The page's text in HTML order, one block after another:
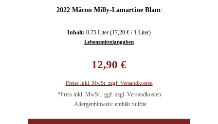
2022 Mâcon Milly-Lamartine Blanc
Inhalt: 0.75 Liter (17,20 € / 1 Liter)
Lebensmittelangaben
12,90 €
Preise inkl. MwSt. zzgl. Versandkosten
*Preis inkl. MwSt., ggf. zzgl. Versandkosten
Allergenhinweis: enthält Sulfite